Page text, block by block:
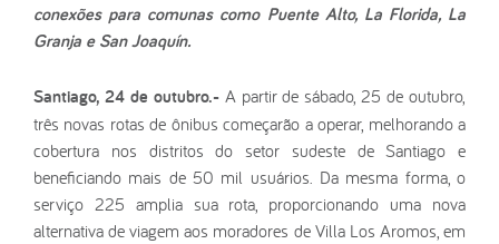
conexões para comunas como Puente Alto, La Florida, La
Granja e San Joaquín.
Santiago, 24 de outubro.- A partir de sábado, 25 de outubro,
três novas rotas de ônibus começarão a operar, melhorando a
cobertura nos distritos do setor sudeste de Santiago e
beneficiando mais de 50 mil usuários. Da mesma forma, o
serviço 225 amplia sua rota, proporcionando uma nova
alternativa de viagem aos moradores de Villa Los Aromos, em